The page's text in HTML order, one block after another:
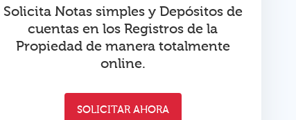
Solicita Notas simples y Depósitos de
cuentas en los Registros de la
Propiedad de manera totalmente
online.
SOLICITAR AHORA